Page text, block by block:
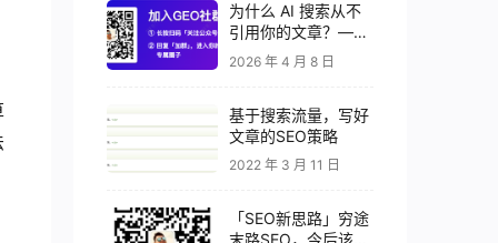
为什么 AI 搜索从不
引用你的文章？——
高引用率 GEO 内容
的 7 个秘密
2026 年 4 月 8 日
基于搜索流量，写好
文章的SEO策略
2022 年 3 月 11 日
「SEO新思路」穷途